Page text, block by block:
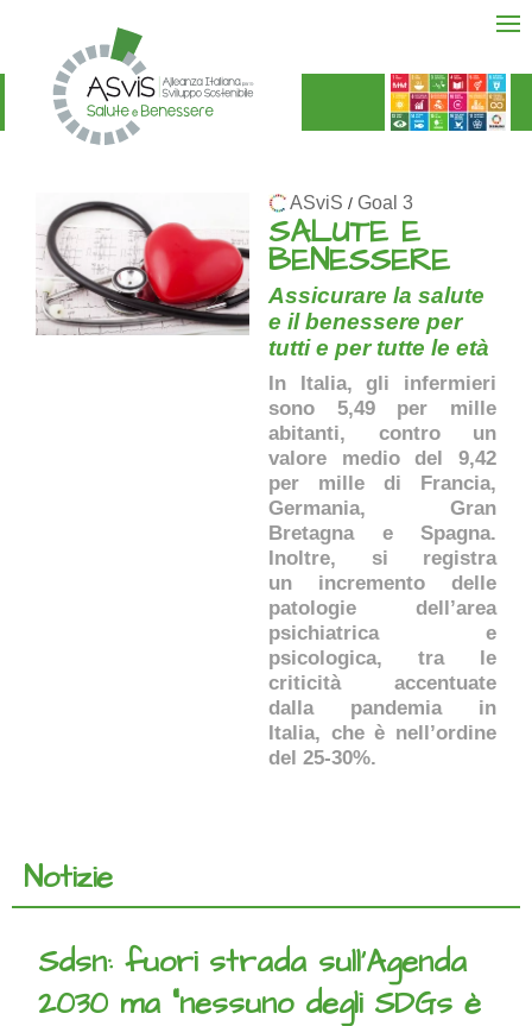
ASviS / Goal 3
SALUTE E
BENESSERE
Assicurare la salute
e il benessere per
tutti e per tutte le età
In Italia, gli infermieri
sono 5,49 per mille
abitanti, contro un
valore medio del 9,42
per mille di Francia,
Germania, Gran
Bretagna e Spagna.
Inoltre, si registra
un incremento delle
patologie dell’area
psichiatrica e
psicologica, tra le
criticità accentuate
dalla pandemia in
Italia, che è nell’ordine
del 25-30%.
Notizie
Sdsn: fuori strada sull’Agenda
2030 ma “nessuno degli SDGs è